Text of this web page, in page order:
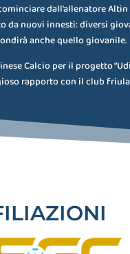
dall’allenatore
da nuovi innesti: diversi
anche quello giovanile.
Calcio per il progetto
rapporto con il club